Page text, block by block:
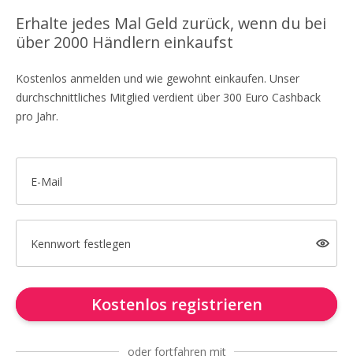
Erhalte jedes Mal Geld zurück, wenn du bei
über 2000 Händlern einkaufst
Kostenlos anmelden und wie gewohnt einkaufen. Unser
durchschnittliches Mitglied verdient über 300 Euro Cashback
pro Jahr.
E-Mail
Kennwort festlegen
Kostenlos registrieren
oder fortfahren mit